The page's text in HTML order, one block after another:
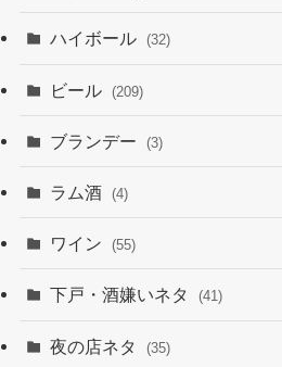
ハイボール (32)
ビール (209)
ブランデー (3)
ラム酒 (4)
ワイン (55)
下戸・酒嫌いネタ (41)
夜の店ネタ (35)